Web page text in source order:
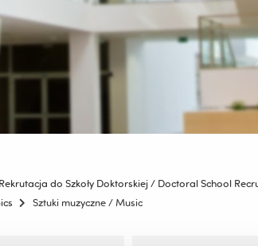
Rekrutacja do Szkoły Doktorskiej / Doctoral School
Sztuki muzyczne / Music